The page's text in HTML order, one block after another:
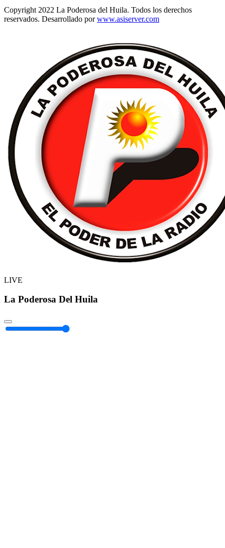
Copyright 2022 La Poderosa del Huila. Todos los derechos
reservados. Desarrollado porwww.asiserver.com
LIVE
La Poderosa Del Huila